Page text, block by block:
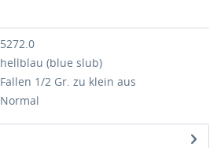
5272.0
hellblau (blue slub)
Fallen 1/2 Gr. zu klein aus
Normal